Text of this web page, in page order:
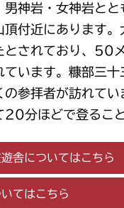
神岩・女神岩とと
頂付近にあります
とされており、50
ています。糠部三
の参拝者が訪れて
20分ほどで登るこ
舎についてはこちら
ついてはこちら